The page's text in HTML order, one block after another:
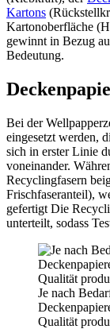
Kartons
Kartonoberfläche
gewinnt in Bezug
Bedeutung.
Bei der
eingesetzt werden,
sich in erster Linie
voneinander.
Recyclingfasern
Frischfaseranteil),
gefertigt Die
unterteilt, sodass
Je nach
Qualität